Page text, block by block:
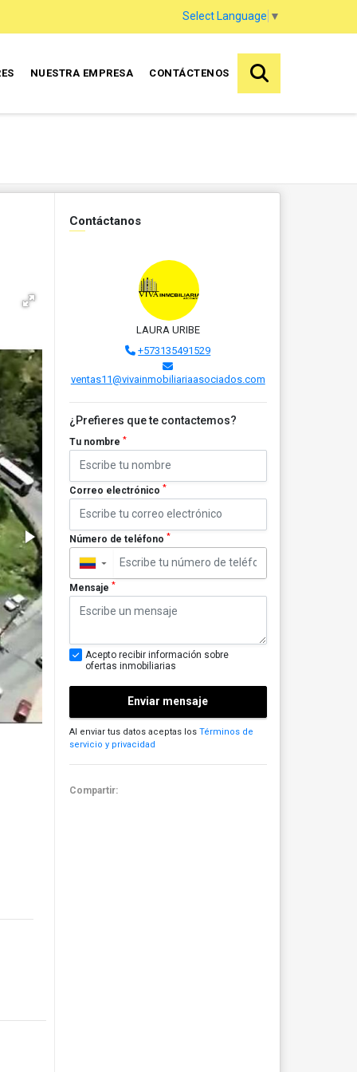
Select Language ▼
NUESTRA EMPRESA CONTÁCTENOS
Contáctanos
LAURA URIBE
+573135491529
ventas11@vivainmobiliariaasociados.com
¿Prefieres que te contactemos?
Tu nombre *
Correo electrónico *
Número de teléfono *
▼
Mensaje *
Acepto recibir información sobre
ofertas inmobiliarias
Enviar mensaje
Al enviar tus datos aceptas los Términos de
servicio y privacidad
Compartir: